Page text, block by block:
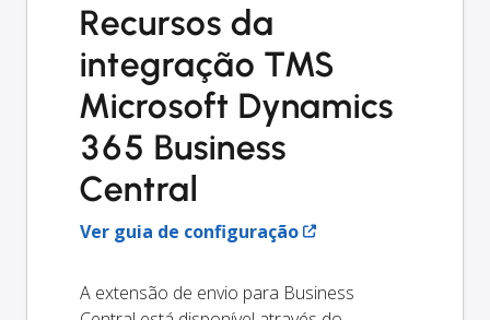
Recursos da
integração TMS
Microsoft Dynamics
365 Business
Central
Ver guia de configuração
A extensão de envio para Business